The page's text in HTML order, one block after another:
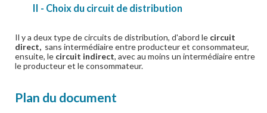
II - Choix du circuit de distribution
Il y a deux type de circuits de distribution, d'abord le circuit
direct, sans intermédiaire entre producteur et consommateur,
ensuite, le circuit indirect, avec au moins un intermédiaire entre
le producteur et le consommateur.
Plan du document